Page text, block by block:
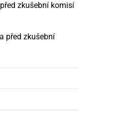
zkušební komisí
před zkušební